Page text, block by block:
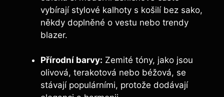
vybírají stylové kalhoty s košilí bez sako,
někdy doplněné o vestu nebo trendy
blazer.
Přírodní barvy: Zemité tóny, jako jsou
olivová, terakotová nebo béžová, se
stávají populárními, protože dodávají